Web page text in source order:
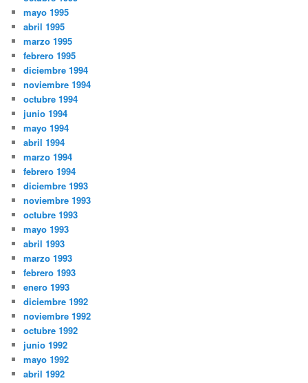
mayo 1995
abril 1995
marzo 1995
febrero 1995
diciembre 1994
noviembre 1994
octubre 1994
junio 1994
mayo 1994
abril 1994
marzo 1994
febrero 1994
diciembre 1993
noviembre 1993
octubre 1993
mayo 1993
abril 1993
marzo 1993
febrero 1993
enero 1993
diciembre 1992
noviembre 1992
octubre 1992
junio 1992
mayo 1992
abril 1992